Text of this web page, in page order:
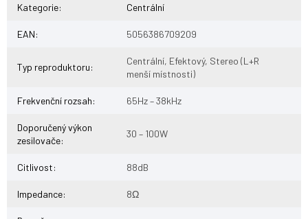
Kategorie: Centrální
EAN: 5056386709209
Typ reproduktoru:
Centrální, Efektový, Stereo (L+R
menší místnosti)
Frekvenční rozsah: 65Hz – 38kHz
Doporučený výkon
zesilovače:
30 – 100W
Citlivost: 88dB
Impedance: 8Ω